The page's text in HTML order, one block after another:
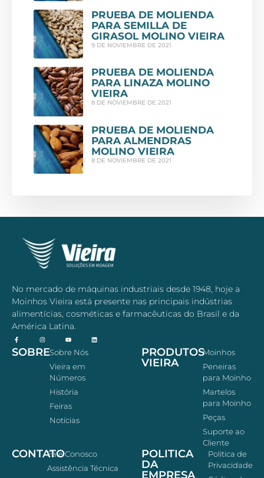
PRUEBA DE MOLIENDA
PARA SEMILLA DE
GIRASOL MOLINO VIEIRA
9 DE NOVIEMBRE DE 2021
PRUEBA DE MOLIENDA
PARA LINAZA MOLINO
VIEIRA
8 DE NOVIEMBRE DE 2021
PRUEBA DE MOLIENDA
PARA ALMENDRAS
MOLINO VIEIRA
8 DE NOVIEMBRE DE 2021
No mercado de máquinas industriais desde 1948, hoje a
Moinhos Vieira está presente nas principais indústrias
alimentícias, cosméticas e farmacêuticas do Brasil e da
América Latina.
SOBRESobre Nós
Vieira em
Números
História
Feiras
Notícias
PRODUTOS
VIEIRA
Moinhos
Peneiras
para Moinho
Martelos
para Moinho
Peças
Suporte ao
Cliente
CONTATOFale Conosco
Assistência Técnica
POLITICA
DA
EMPRESA
Politica de
Privacidade